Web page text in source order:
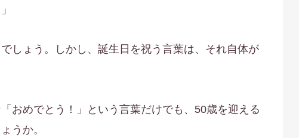
しょう。しかし、誕生日を祝う言葉は、それ自体が
おめでとう！」という言葉だけでも、50歳を迎える
うか。